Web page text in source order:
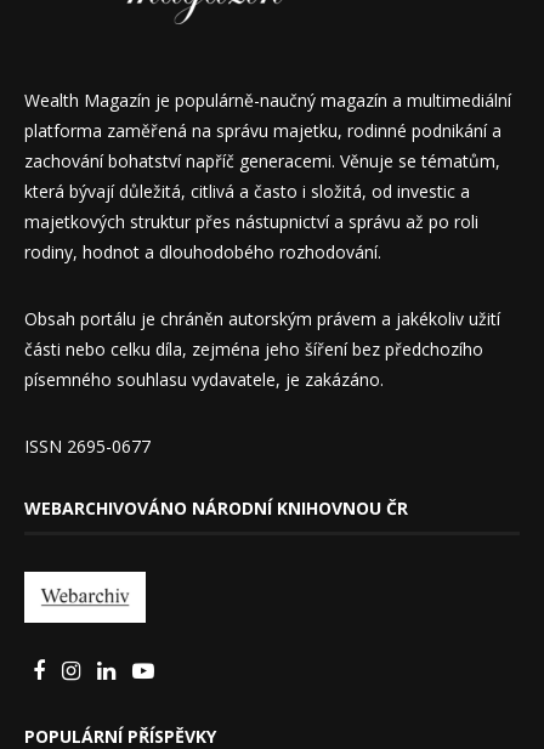
Wealth Magazín je populárně-naučný magazín a multimediální
platforma zaměřená na správu majetku, rodinné podnikání a
zachování bohatství napříč generacemi. Věnuje se tématům,
která bývají důležitá, citlivá a často i složitá, od investic a
majetkových struktur přes nástupnictví a správu až po roli
rodiny, hodnot a dlouhodobého rozhodování.
Obsah portálu je chráněn autorským právem a jakékoliv užití
části nebo celku díla, zejména jeho šíření bez předchozího
písemného souhlasu vydavatele, je zakázáno.
ISSN 2695-0677
WEBARCHIVOVÁNO NÁRODNÍ KNIHOVNOU ČR
POPULÁRNÍ PŘÍSPĚVKY